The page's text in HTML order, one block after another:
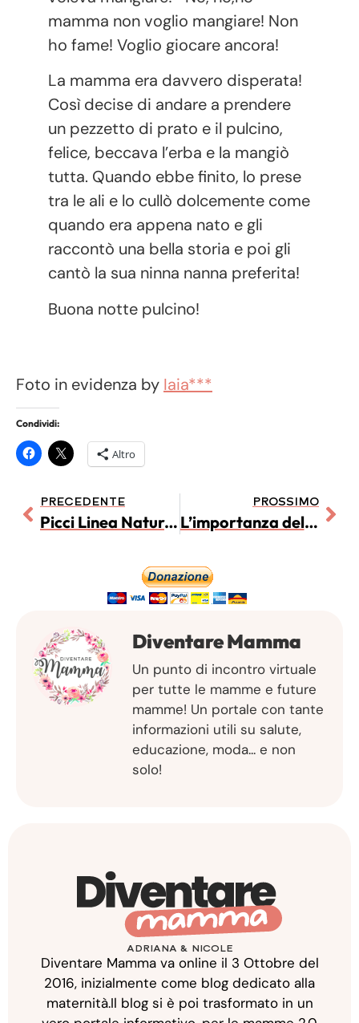
mamma non voglio mangiare! Non
ho fame! Voglio giocare ancora!
La mamma era davvero disperata!
Così decise di andare a prendere
un pezzetto di prato e il pulcino,
felice, beccava l’erba e la mangiò
tutta. Quando ebbe finito, lo prese
tra le ali e lo cullò dolcemente come
quando era appena nato e gli
raccontò una bella storia e poi gli
cantò la sua ninna nanna preferita!
Buona notte pulcino!
Foto in evidenza by Iaia***
Condividi:
Altro
PRECEDENTE
Picci Linea Naturelle – Telo Bagno in Bamboo
PROSSIMO
L’importanza del rituale della nanna
Diventare Mamma
Un punto di incontro virtuale
per tutte le mamme e future
mamme! Un portale con tante
informazioni utili su salute,
educazione, moda... e non
solo!
ADRIANA & NICOLE
Diventare Mamma va online il 3 Ottobre del
2016, inizialmente come blog dedicato alla
maternità.Il blog si è poi trasformato in un